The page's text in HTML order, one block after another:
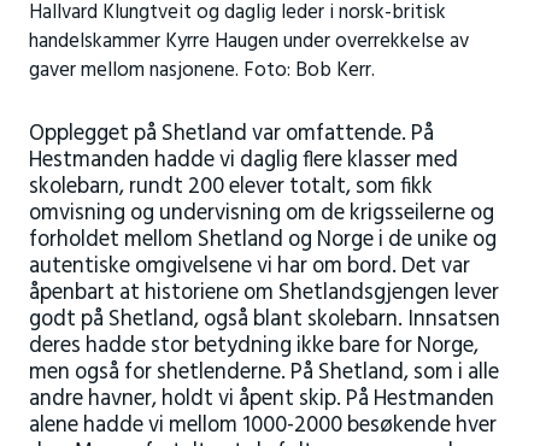
Hallvard Klungtveit og daglig leder i norsk-britisk
handelskammer Kyrre Haugen under overrekkelse av
gaver mellom nasjonene. Foto: Bob Kerr.
Opplegget på Shetland var omfattende. På
Hestmanden hadde vi daglig flere klasser med
skolebarn, rundt 200 elever totalt, som fikk
omvisning og undervisning om de krigsseilerne og
forholdet mellom Shetland og Norge i de unike og
autentiske omgivelsene vi har om bord. Det var
åpenbart at historiene om Shetlandsgjengen lever
godt på Shetland, også blant skolebarn. Innsatsen
deres hadde stor betydning ikke bare for Norge,
men også for shetlenderne. På Shetland, som i alle
andre havner, holdt vi åpent skip. På Hestmanden
alene hadde vi mellom 1000-2000 besøkende hver